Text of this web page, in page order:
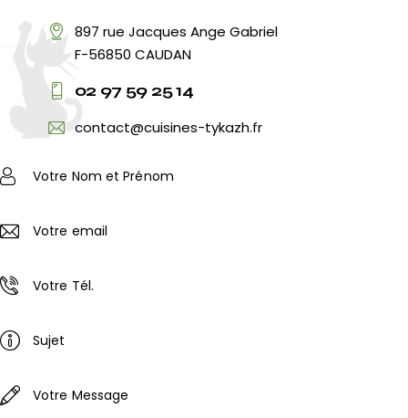
897 rue Jacques Ange Gabriel
F-56850 CAUDAN
02 97 59 25 14
contact@cuisines-tykazh.fr